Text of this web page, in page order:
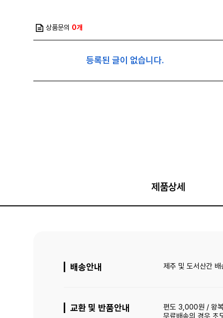
상품문의 0개
등록된 글이 없습니다.
제품상세
배송안내 제주 및 도서산간 배
교환 및 반품안내
편도 3,000원 / 왕
무료배송의 경우 초